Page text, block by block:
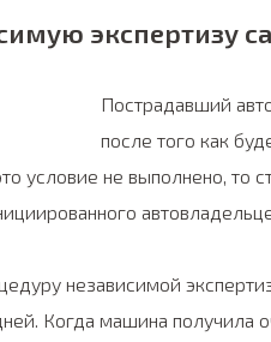
экспертизу
Пострадавший
после того как
условие не выполнено,
независимой
Когда машина